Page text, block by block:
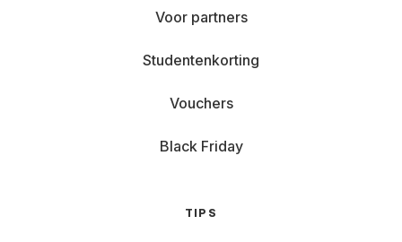
Voor partners
Studentenkorting
Vouchers
Black Friday
TIPS